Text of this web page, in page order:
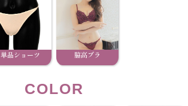
単品ショーツ 脇高ブラ
COLOR